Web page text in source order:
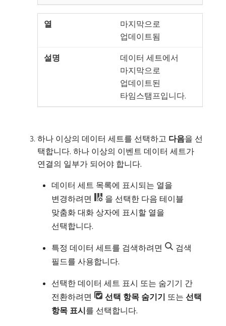
마지막으로
업데이트됨
데이터 세트에서
마지막으로
업데이트된
타임스탬프입니다.
하나 이상의 데이터 세트를 선택하고 다음​을 선
택합니다. 하나 이상의 이벤트 데이터 세트가
연결의 일부가 되어야 합니다.
데이터 세트 목록에 표시되는 열을
변경하려면
을 선택한 다음 테이블
맞춤화 대화 상자에 표시할 열을
선택합니다.
특정 데이터 세트를 검색하려면
검색
필드를 사용합니다.
선택한 데이터 세트 표시 또는 숨기기 간
전환하려면
선택 항목 숨기기 또는 선택
항목 표시​를 선택합니다.